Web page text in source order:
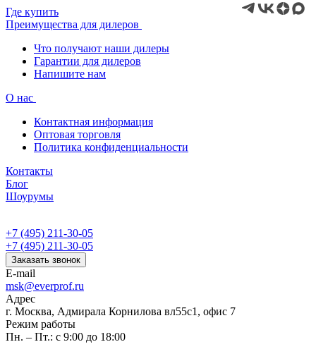
Где купить
Преимущества для дилеров
Что получают наши дилеры
Гарантии для дилеров
Напишите нам
О нас
Контактная информация
Оптовая торговля
Политика конфиденциальности
Контакты
Блог
Шоурумы
+7 (495) 211-30-05
+7 (495) 211-30-05
Заказать звонок
E-mail
msk@everprof.ru
Адрес
г. Москва, Адмирала Корнилова вл55с1, офис 7
Режим работы
Пн. – Пт.: с 9:00 до 18:00